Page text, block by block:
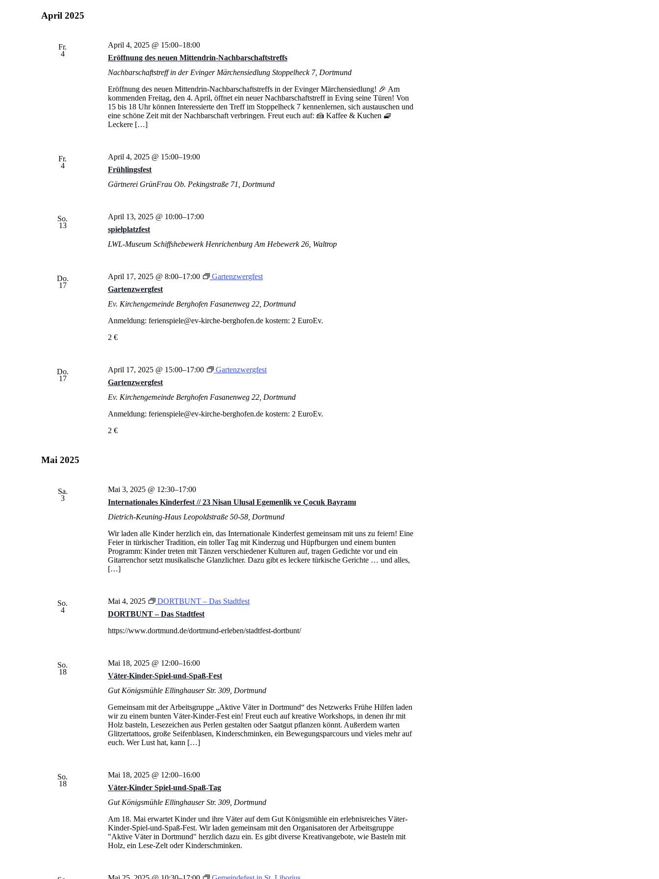
April 2025
Fr.
4
Eröffnung des neuen Mittendrin-Nachbarschaftstreffs
April 4, 2025 @ 15:00–18:00
Nachbarschaftstreff in der Evinger Märchensiedlung Stoppelheck 7, Dortmund
Eröffnung des neuen Mittendrin-Nachbarschaftstreffs in der Evinger Märchensiedlung! 🎉 Am
kommenden Freitag, den 4. April, öffnet ein neuer Nachbarschaftstreff in Eving seine Türen! Von
15 bis 18 Uhr können Interessierte den Treff im Stoppelheck 7 kennenlernen, sich austauschen und
eine schöne Zeit mit der Nachbarschaft verbringen. Freut euch auf: 🍰 Kaffee & Kuchen 🧇
Leckere […]
Fr.
4
Frühlingsfest
April 4, 2025 @ 15:00–19:00
Gärtnerei GrünFrau Ob. Pekingstraße 71, Dortmund
So.
13
spielplatzfest
April 13, 2025 @ 10:00–17:00
LWL-Museum Schiffshebewerk Henrichenburg Am Hebewerk 26, Waltrop
Do.
17
Gartenzwergfest
April 17, 2025 @ 8:00–17:00 Gartenzwergfest
Ev. Kirchengemeinde Berghofen Fasanenweg 22, Dortmund
Anmeldung: ferienspiele@ev-kirche-berghofen.de kostern: 2 EuroEv.
2 €
Do.
17
Gartenzwergfest
April 17, 2025 @ 15:00–17:00 Gartenzwergfest
Ev. Kirchengemeinde Berghofen Fasanenweg 22, Dortmund
Anmeldung: ferienspiele@ev-kirche-berghofen.de kostern: 2 EuroEv.
2 €
Mai 2025
Sa.
3
Internationales Kinderfest // 23 Nisan Ulusal Egemenlik ve Çocuk Bayramı
Mai 3, 2025 @ 12:30–17:00
Dietrich-Keuning-Haus Leopoldstraße 50-58, Dortmund
Wir laden alle Kinder herzlich ein, das Internationale Kinderfest gemeinsam mit uns zu feiern! Eine
Feier in türkischer Tradition, ein toller Tag mit Kinderzug und Hüpfburgen und einem bunten
Programm: Kinder treten mit Tänzen verschiedener Kulturen auf, tragen Gedichte vor und ein
Gitarrenchor setzt musikalische Glanzlichter. Dazu gibt es leckere türkische Gerichte … und alles,
[…]
So.
4
DORTBUNT – Das Stadtfest
Mai 4, 2025 DORTBUNT – Das Stadtfest
https://www.dortmund.de/dortmund-erleben/stadtfest-dortbunt/
So.
18
Väter-Kinder-Spiel-und-Spaß-Fest
Mai 18, 2025 @ 12:00–16:00
Gut Königsmühle Ellinghauser Str. 309, Dortmund
Gemeinsam mit der Arbeitsgruppe „Aktive Väter in Dortmund“ des Netzwerks Frühe Hilfen laden
wir zu einem bunten Väter-Kinder-Fest ein! Freut euch auf kreative Workshops, in denen ihr mit
Holz basteln, Lesezeichen aus Perlen gestalten oder Saatgut pflanzen könnt. Außerdem warten
Glitzertattoos, große Seifenblasen, Kinderschminken, ein Bewegungsparcours und vieles mehr auf
euch. Wer Lust hat, kann […]
So.
18
Väter-Kinder Spiel-und-Spaß-Tag
Mai 18, 2025 @ 12:00–16:00
Gut Königsmühle Ellinghauser Str. 309, Dortmund
Am 18. Mai erwartet Kinder und ihre Väter auf dem Gut Königsmühle ein erlebnisreiches Väter-
Kinder-Spiel-und-Spaß-Fest. Wir laden gemeinsam mit den Organisatoren der Arbeitsgruppe
"Aktive Väter in Dortmund" herzlich dazu ein. Es gibt diverse Kreativangebote, wie Basteln mit
Holz, ein Lese-Zelt oder Kinderschminken.